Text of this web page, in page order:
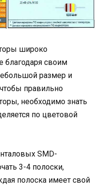
широко
благодаря своим
размер и
правильно
необходимо знать
по цветовой
SMD-
3-4 полоски,
полоска имеет свой